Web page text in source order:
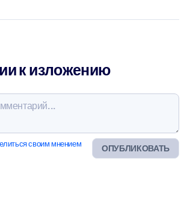
к изложению
ОПУБЛИКОВАТЬ
своим мнением